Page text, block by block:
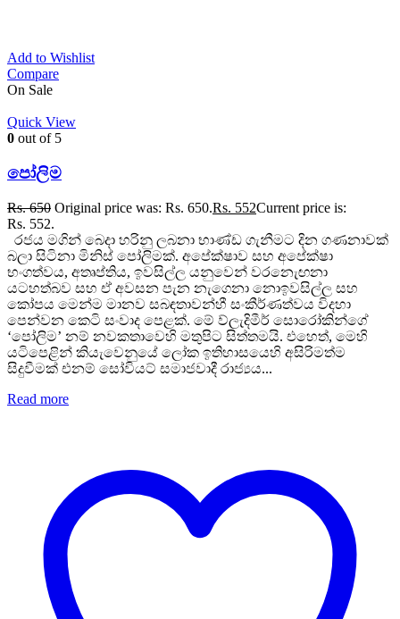
Add to Wishlist
Compare
On Sale
Quick View
0 out of 5
පෝලිම
Rs.650 Original price was: Rs. 650.Rs. 552Current price is:
Rs. 552.
රජය මගින් බෙදා හරිනු ලබනා භාණ්ඩ ගැනීමට දින ගණනාවක්
බලා සිටිනා මිනිස් පෝලිමක්. අපේක්ෂාව සහ අපේක්ෂා
භංගත්වය, අතෘප්තිය, ඉවසිල්ල යනුවෙන් වරනැෙඟනා
යටහත්බව සහ ඒ අවසන පැන නැගෙනා නොඉවසිල්ල සහ
කෝපය මෙන්ම මානව සබඳතාවන්හී සංකීර්ණත්වය විදහා
පෙන්වන කෙටි සංවාද පෙළක්. මේ ව්ලැදිමීර් සොරෝකින්ගේ
‘පෝලිම’ නම් නවකතාවෙහි මතුපිට සිත්තමයි. එහෙත්, මෙහි
යටිපෙළින් කියැවෙනුයේ ලෝක ඉතිහාසයෙහි අසිරිමත්ම
සිදුවීමක් එනම් සෝවියට් සමාජවාදී රාජ්‍යය...
Read more